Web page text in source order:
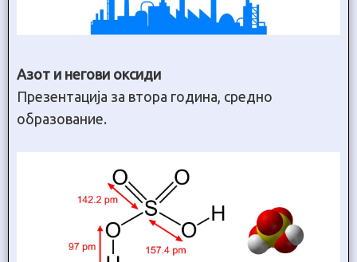
Азот и негови оксиди
Презентација за втора година, средно
образование.